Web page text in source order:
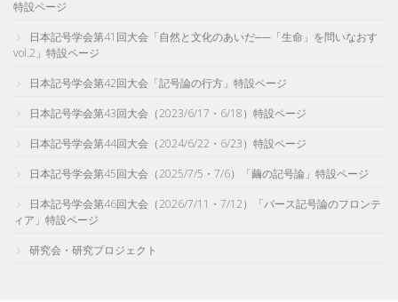
特設ページ
日本記号学会第41回大会「自然と文化のあいだ──「生命」を問いなおす
vol.2」特設ページ
日本記号学会第42回大会「記号論の行方」特設ページ
日本記号学会第43回大会（2023/6/17・6/18）特設ページ
日本記号学会第44回大会（2024/6/22・6/23）特設ページ
日本記号学会第45回大会（2025/7/5・7/6）「繭の記号論」特設ページ
日本記号学会第46回大会（2026/7/11・7/12）「パース記号論のフロンテ
ィア」特設ページ
研究会・研究プロジェクト